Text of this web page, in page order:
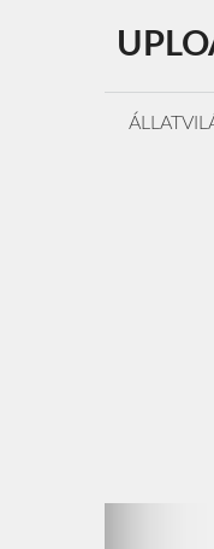
tartalomba